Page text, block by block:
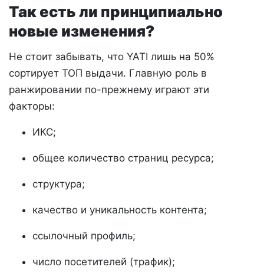
Так есть ли принципиально
новые изменения?
Не стоит забывать, что YATI лишь на 50%
сортирует ТОП выдачи. Главную роль в
ранжировании по-прежнему играют эти
факторы:
ИКС;
общее количество страниц ресурса;
структура;
качество и уникальность контента;
ссылочный профиль;
число посетителей (трафик);